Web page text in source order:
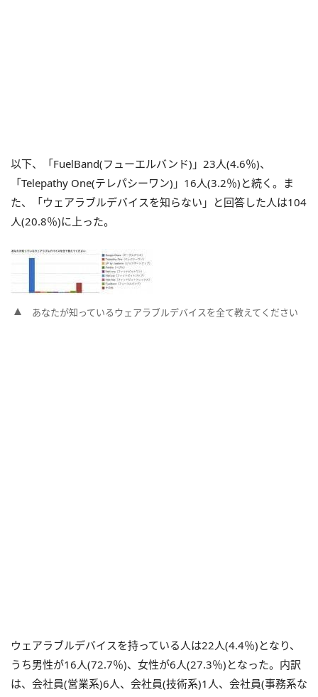
以下、「FuelBand(フューエルバンド)」23人(4.6％)、
「Telepathy One(テレパシーワン)」16人(3.2％)と続く。ま
た、「ウェアラブルデバイスを知らない」と回答した人は104
人(20.8％)に上った。
あなたが知っているウェアラブルデバイスを全て教えてください
ウェアラブルデバイスを持っている人は22人(4.4％)となり、
うち男性が16人(72.7％)、女性が6人(27.3％)となった。内訳
は、会社員(営業系)6人、会社員(技術系)1人、会社員(事務系な